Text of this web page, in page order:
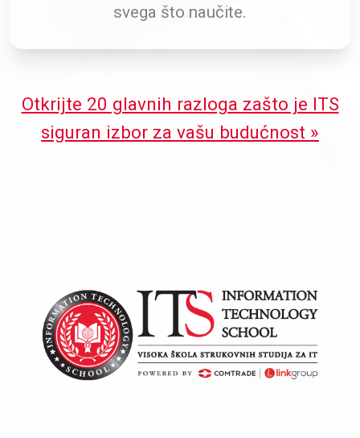
svega što naučite.
Otkrijte 20 glavnih razloga zašto je ITS
siguran izbor za vašu budućnost »